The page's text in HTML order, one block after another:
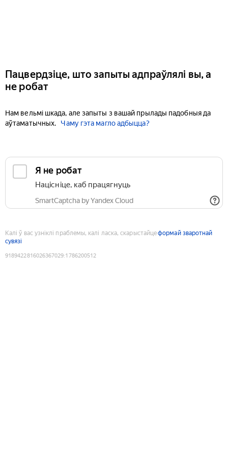
Пацвердзіце, што запыты адпраўлялі вы, а
не робат
Нам вельмі шкада, але запыты з вашай прылады падобныя да
аўтаматычных.
Чаму гэта магло адбыцца?
Я не робат
Націсніце, каб працягнуць
SmartCaptcha by Yandex Cloud
Калі ў вас узніклі праблемы, калі ласка, скарыстайцеформай зваротнай
сувязі
9189422816026367029:1786200512